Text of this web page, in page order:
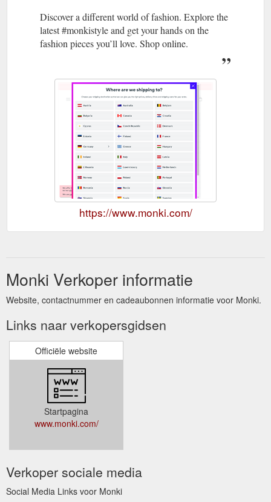
Discover a different world of fashion. Explore the
latest #monkistyle and get your hands on the
fashion pieces you’ll love. Shop online.
https://www.monki.com/
Monki Verkoper informatie
Website, contactnummer en cadeaubonnen informatie voor Monki.
Links naar verkopersgidsen
Officiële website
Startpagina
www.monki.com/
Verkoper sociale media
Social Media Links voor Monki